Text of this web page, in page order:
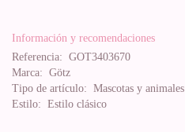
Información y recomendaciones
Referencia: GOT3403670
Marca: Götz
Tipo de artículo: Mascotas y animales
Estilo: Estilo clásico